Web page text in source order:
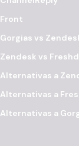
Front
Gorgias vs
Zendesk vs
Alternativas a
Alternativas a
Alternativas a